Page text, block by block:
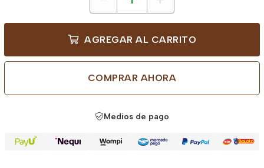
AGREGAR AL CARRITO
COMPRAR AHORA
Medios de pago